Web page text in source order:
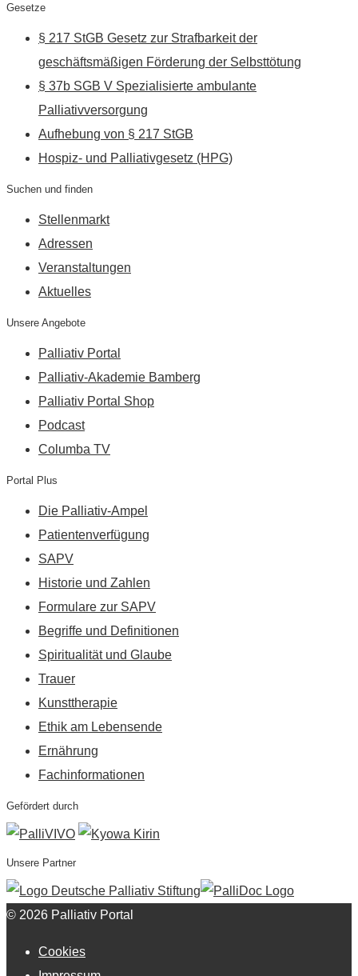
Gesetze
§ 217 StGB Gesetz zur Strafbarkeit der
geschäftsmäßigen Förderung der Selbsttötung
§ 37b SGB V Spezialisierte ambulante
Palliativversorgung
Aufhebung von § 217 StGB
Hospiz- und Palliativgesetz (HPG)
Suchen und finden
Stellenmarkt
Adressen
Veranstaltungen
Aktuelles
Unsere Angebote
Palliativ Portal
Palliativ-Akademie Bamberg
Palliativ Portal Shop
Podcast
Columba TV
Portal Plus
Die Palliativ-Ampel
Patientenverfügung
SAPV
Historie und Zahlen
Formulare zur SAPV
Begriffe und Definitionen
Spiritualität und Glaube
Trauer
Kunsttherapie
Ethik am Lebensende
Ernährung
Fachinformationen
Gefördert durch
Unsere Partner
© 2026 Palliativ Portal
Cookies